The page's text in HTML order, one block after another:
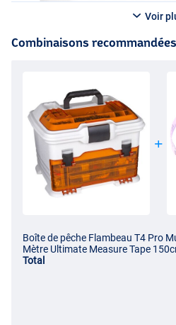
Voir
Combinaisons recommandées
Boîte de pêche Flambeau T4 Pro
Mètre Ultimate Measure Tape
Total